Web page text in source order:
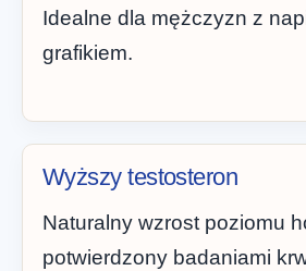
Idealne dla mężczyzn z
grafikiem.
Wyższy testosteron
Naturalny wzrost poziomu
potwierdzony badaniami